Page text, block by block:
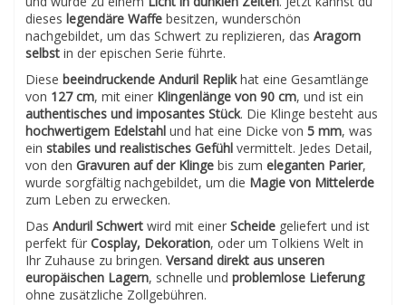
dieses legendäre Waffe besitzen, wunderschön
nachgebildet, um das Schwert zu replizieren, das Aragorn
selbst in der epischen Serie führte.
Diese beeindruckende Anduril Replikhat eine Gesamtlänge
von 127 cm, mit einer Klingenlänge von 90 cm, und ist ein
authentisches und imposantes Stück. Die Klinge besteht aus
hochwertigem Edelstahl und hat eine Dicke von 5 mm, was
ein stabiles und realistisches Gefühl vermittelt. Jedes Detail,
von den Gravuren auf der Klinge bis zum eleganten Parier,
wurde sorgfältig nachgebildet, um die Magie von Mittelerde
zum Leben zu erwecken.
Das Anduril Schwert wird mit einer Scheide geliefert und ist
perfekt für Cosplay, Dekoration, oder um Tolkiens Welt in
Ihr Zuhause zu bringen. Versand direkt aus unseren
europäischen Lagern, schnelle und problemlose Lieferung
ohne zusätzliche Zollgebühren.